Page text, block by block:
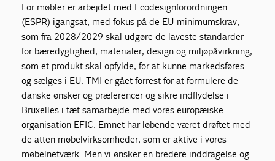
For møbler er arbejdet med Ecodesignforordningen
(ESPR) igangsat, med fokus på de EU-minimumskrav,
som fra 2028/2029 skal udgøre de laveste standarder
for bæredygtighed, materialer, design og miljøpåvirkning,
som et produkt skal opfylde, for at kunne markedsføres
og sælges i EU. TMI er gået forrest for at formulere de
danske ønsker og præferencer og sikre indflydelse i
Bruxelles i tæt samarbejde med vores europæiske
organisation EFIC. Emnet har løbende været drøftet med
de atten møbelvirksomheder, som er aktive i vores
møbelnetværk. Men vi ønsker en bredere inddragelse og